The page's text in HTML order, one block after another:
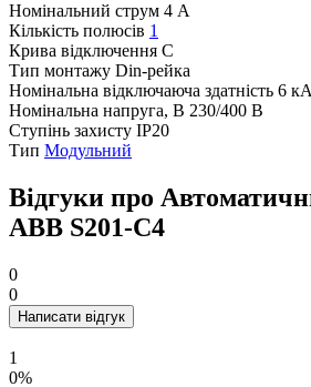
Номінальний струм 4 А
Кількість полюсів 1
Крива відключення C
Тип монтажу Din-рейка
Номінальна відключаюча здатність 6 кА
Номінальна напруга, В 230/400 В
Ступінь захисту IP20
Тип Модульний
Відгуки про
ABB S201-С4
0
0
Написати відгук
1
0%